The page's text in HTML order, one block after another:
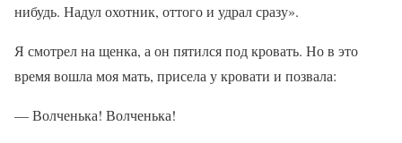
нибудь. Надул охотник, оттого и удрал сразу».
Я смотрел на щенка, а он пятился под кровать. Но в это
время вошла моя мать, присела у кровати и позвала:
— Волченька! Волченька!